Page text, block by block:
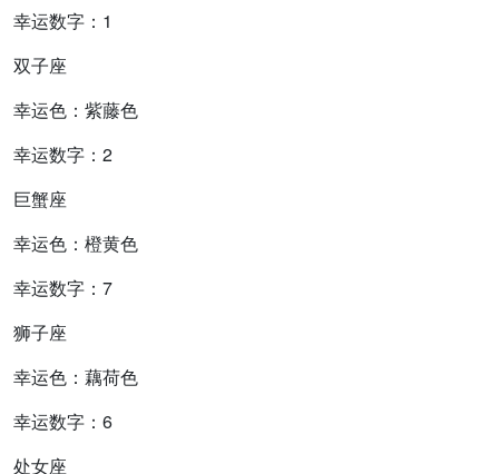
幸运数字：1
双子座
幸运色：紫藤色
幸运数字：2
巨蟹座
幸运色：橙黄色
幸运数字：7
狮子座
幸运色：藕荷色
幸运数字：6
处女座